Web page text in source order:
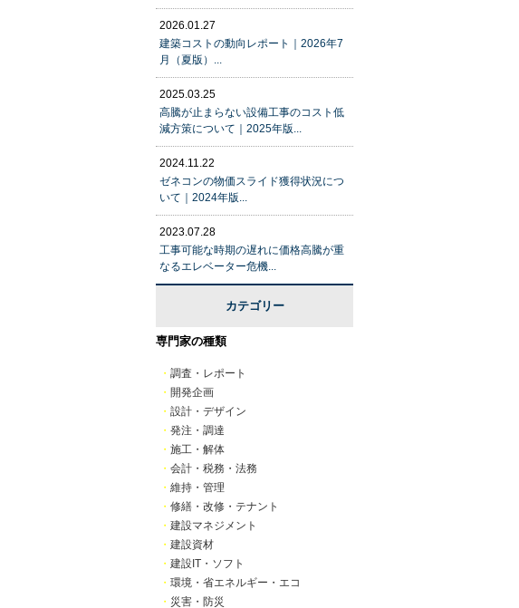
2026.01.27
建築コストの動向レポート｜2026年7
月（夏版）...
2025.03.25
高騰が止まらない設備工事のコスト低
減方策について｜2025年版...
2024.11.22
ゼネコンの物価スライド獲得状況につ
いて｜2024年版...
2023.07.28
工事可能な時期の遅れに価格高騰が重
なるエレベーター危機...
カテゴリー
専門家の種類
・ 調査・レポート
・ 開発企画
・ 設計・デザイン
・ 発注・調達
・ 施工・解体
・ 会計・税務・法務
・ 維持・管理
・ 修繕・改修・テナント
・ 建設マネジメント
・ 建設資材
・ 建設IT・ソフト
・ 環境・省エネルギー・エコ
・ 災害・防災